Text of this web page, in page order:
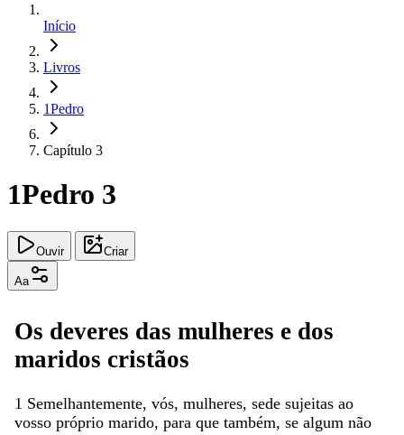
Início
Livros
1Pedro
Capítulo 3
1Pedro 3
Ouvir Criar
Aa
Os deveres das mulheres e dos
maridos cristãos
1 Semelhantemente, vós, mulheres, sede sujeitas ao
vosso próprio marido, para que também, se algum não